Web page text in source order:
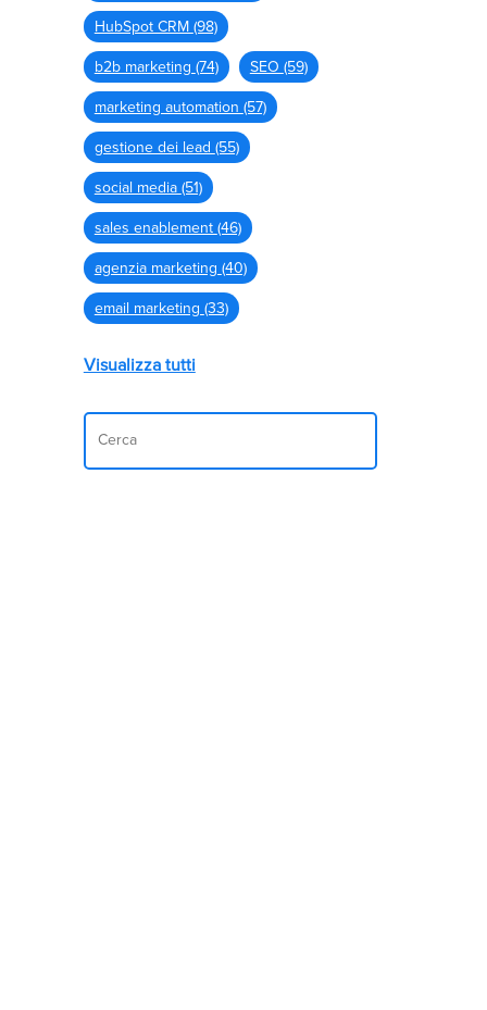
HubSpot CRM (98)
b2b marketing (74) SEO (59)
marketing automation (57)
gestione dei lead (55)
social media (51)
sales enablement (46)
agenzia marketing (40)
email marketing (33)
Visualizza tutti